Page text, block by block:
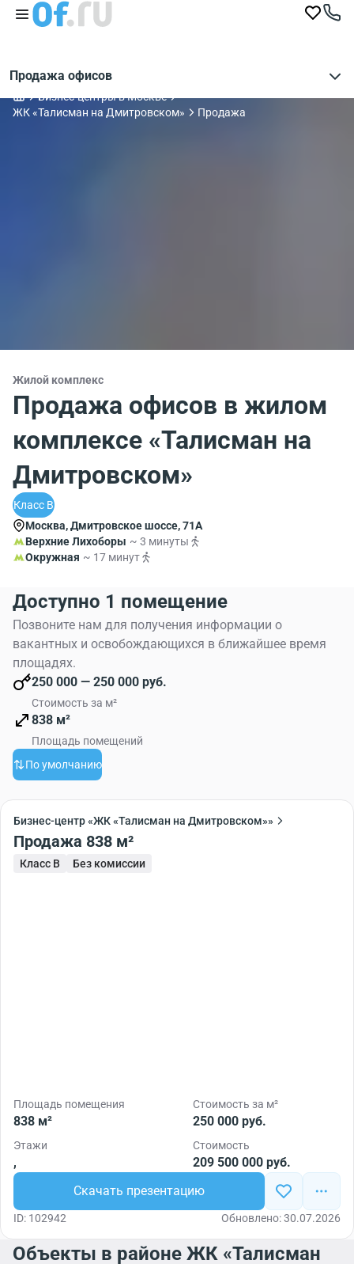
Продажа офисов
Бизнес-центры в Москве
ЖК «Талисман на Дмитровском»
Продажа
Жилой комплекс
Продажа офисов в жилом
комплексе «Талисман на
Дмитровском»
Класс B
Москва, Дмитровское шоссе, 71А
Верхние Лихоборы ~ 3 минуты
Окружная ~ 17 минут
Доступно 1 помещение
Позвоните нам для получения информации о
вакантных и освобождающихся в ближайшее время
площадях.
250 000 — 250 000 руб.
Стоимость за м²
838 м²
Площадь помещений
По умолчанию
Бизнес-центр «ЖК «Талисман на Дмитровском»»
Продажа 838 м²
Класс B Без комиссии
Площадь помещения
838 м²
Стоимость за м²
250 000 руб.
Этажи
,
Стоимость
209 500 000 руб.
Скачать презентацию
ID: 102942 Обновлено: 30.07.2026
Объекты в районе ЖК «Талисман